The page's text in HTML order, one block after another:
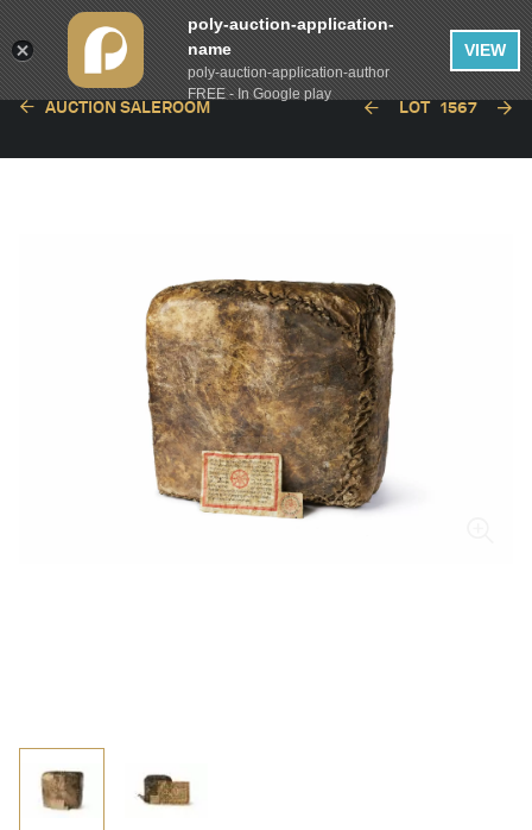
AUCTION SALEROOM LOT 1567
poly-auction-application-
name
poly-auction-application-author
FREE - In Google play
VIEW